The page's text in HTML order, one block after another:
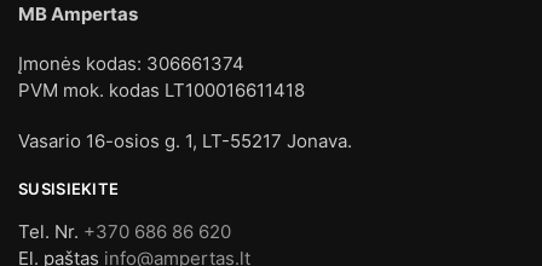
MB Ampertas
Įmonės kodas: 306661374
PVM mok. kodas LT100016611418
Vasario 16-osios g. 1, LT-55217 Jonava.
SUSISIEKITE
Tel. Nr. +370 686 86 620
El. paštas info@ampertas.lt